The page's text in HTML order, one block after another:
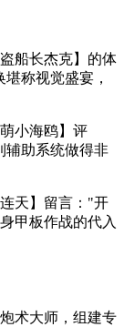
船长杰克】的体
称视觉盛宴，
小海鸥】评
辅助系统做得非
天】留言："开
甲板作战的代入
术大师，组建专